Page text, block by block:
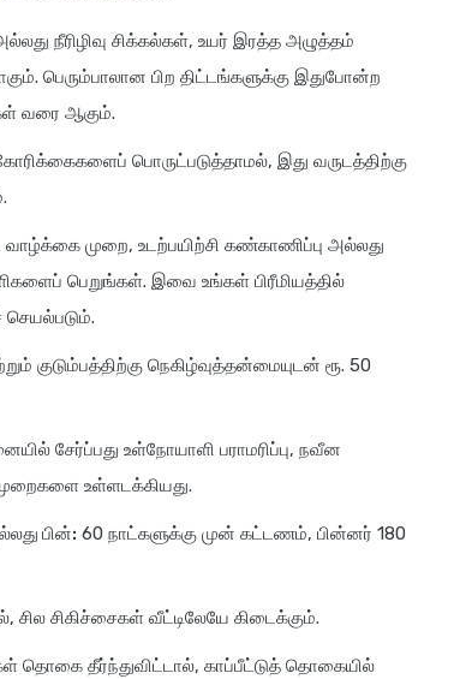
நீரிழிவு சிக்கல்கள், உயர் இரத்த அழுத்தம்
பெரும்பாலான பிற திட்டங்களுக்கு இதுபோன்ற
வரை ஆகும்.
பொருட்படுத்தாமல், இது வருடத்திற்கு
வாழ்க்கை முறை, உடற்பயிற்சி கண்காணிப்பு அல்லது
பெறுங்கள். இவை உங்கள் பிரீமியத்தில்
குடும்பத்திற்கு நெகிழ்வுத்தன்மையுடன் ரூ. 50
சேர்ப்பது உள்நோயாளி பராமரிப்பு, நவீன
உள்ளடக்கியது.
பின்: 60 நாட்களுக்கு முன் கட்டணம், பின்னர் 180
சில சிகிச்சைகள் வீட்டிலேயே கிடைக்கும்.
தொகை தீர்ந்துவிட்டால், காப்பீட்டுத் தொகையில்